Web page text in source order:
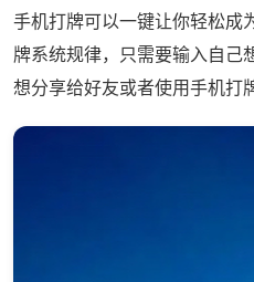
手机打牌可以一键让你轻松成
牌系统规律，只需要输入自己
想分享给好友或者使用手机打